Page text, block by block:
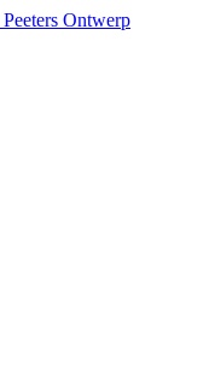
Peeters Ontwerp